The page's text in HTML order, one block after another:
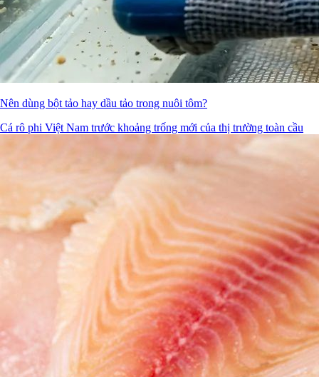
Nên dùng bột tảo hay dầu tảo trong nuôi tôm?
Cá rô phi Việt Nam trước khoảng trống mới của thị trường toàn cầu